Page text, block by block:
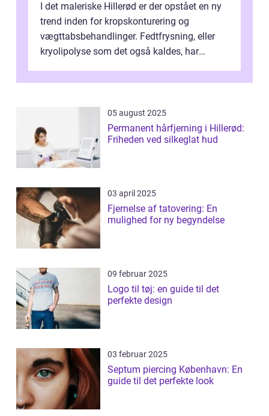
I det maleriske Hillerød er der opstået en ny
trend inden for kropskonturering og
vægttabsbehandlinger. Fedtfrysning, eller
kryolipolyse som det også kaldes, har
05 august 2025
Permanent hårfjerning i Hillerød:
Friheden ved silkeglat hud
03 april 2025
Fjernelse af tatovering: En
mulighed for ny begyndelse
09 februar 2025
Logo til tøj: en guide til det
perfekte design
03 februar 2025
Septum piercing København: En
guide til det perfekte look